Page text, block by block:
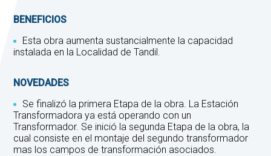
BENEFICIOS
Esta obra aumenta sustancialmente la capacidad
instalada en la Localidad de Tandil.
NOVEDADES
Se finalizó la primera Etapa de la obra. La Estación
Transformadora ya está operando con un
Transformador. Se inició la segunda Etapa de la obra, la
cual consiste en el montaje del segundo transformador
mas los campos de transformación asociados.